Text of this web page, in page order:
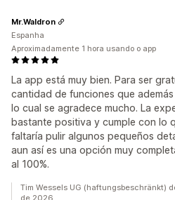
La app está muy bien. Para ser
cantidad de funciones que
lo cual se agradece mucho. La
bastante positiva y cumple con lo
faltaría pulir algunos pequeños
aun así es una opción muy
al 100%.
Mr.Waldron
Espanha
Aproximadamente 1 hora usando o app
Tim Wessels UG (haftungsbeschränkt)